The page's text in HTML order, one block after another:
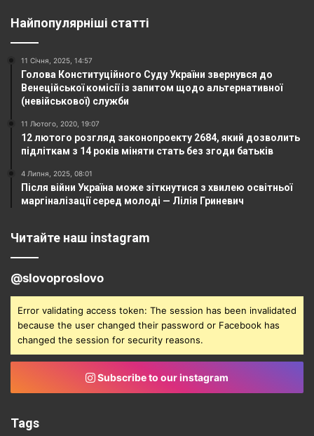
Найпопулярніші статті
11 Січня, 2025, 14:57
Голова Конституційного Суду України звернувся до
Венеційської комісії із запитом щодо альтернативної
(невійськової) служби
11 Лютого, 2020, 19:07
12 лютого розгляд законопроекту 2684, який дозволить
підліткам з 14 років міняти стать без згоди батьків
4 Липня, 2025, 08:01
Після війни Україна може зіткнутися з хвилею освітньої
маргіналізації серед молоді — Лілія Гриневич
Читайте наш instagram
@slovoproslovo
Error validating access token: The session has been invalidated
because the user changed their password or Facebook has
changed the session for security reasons.
Subscribe to our instagram
Tags